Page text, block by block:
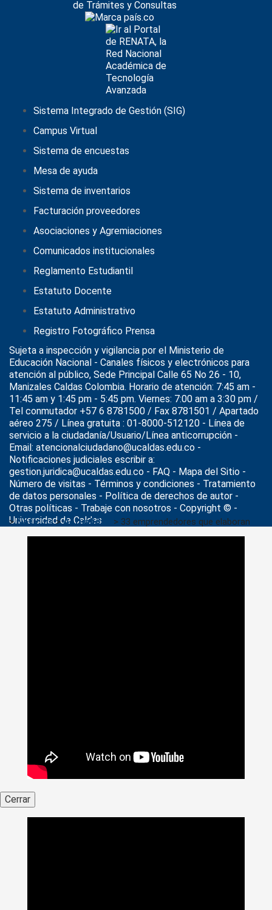
>Noticias>Actualidad > 33 emprendedores que elaboran
sus propios productos participarán en la Feria de
Sistema Integrado de Gestión (SIG)
Campus Virtual
Sistema de encuestas
Mesa de ayuda
Sistema de inventarios
Facturación proveedores
Asociaciones y Agremiaciones
Comunicados institucionales
Reglamento Estudiantil
Estatuto Docente
Estatuto Administrativo
Registro Fotográfico Prensa
Sujeta a inspección y vigilancia por el Ministerio de
Educación Nacional - Canales físicos y electrónicos para
atención al público, Sede Principal Calle 65 No 26 - 10,
Manizales Caldas Colombia. Horario de atención: 7:45 am -
11:45 am y 1:45 pm - 5:45 pm. Viernes: 7:00 am a 3:30 pm /
Tel conmutador +57 6 8781500 / Fax 8781501 / Apartado
aéreo 275 / Línea gratuita : 01-8000-512120 - Línea de
servicio a la ciudadanía/Usuario/Línea anticorrupción -
Email: atencionalciudadano@ucaldas.edu.co -
Notificaciones judiciales escribir a:
gestion.juridica@ucaldas.edu.co - FAQ - Mapa del Sitio -
Número de visitas - Términos y condiciones - Tratamiento
de datos personales - Política de derechos de autor -
Otras políticas - Trabaje con nosotros - Copyright © -
Universidad de Caldas
Cerrar